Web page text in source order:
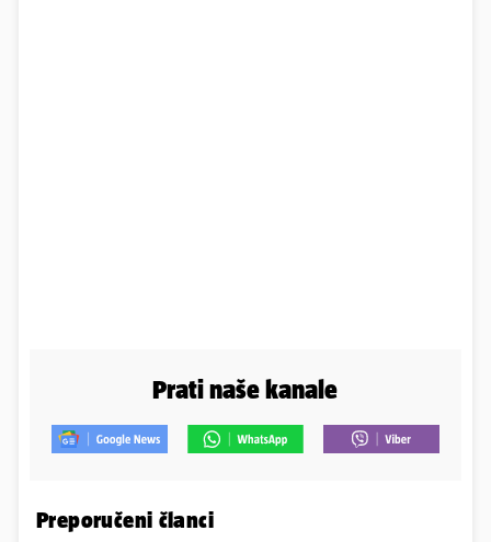
Prati naše kanale
Preporučeni članci